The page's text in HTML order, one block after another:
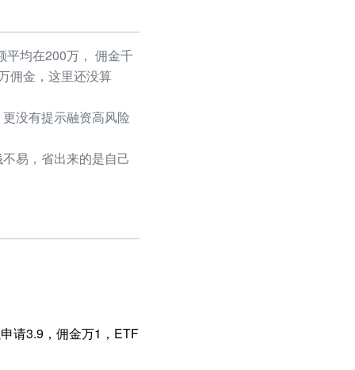
均在200万， 佣金千
佣金，这里还没算
没有提示融资高风险
易，省出来的是自己
请3.9，佣金万1，ETF